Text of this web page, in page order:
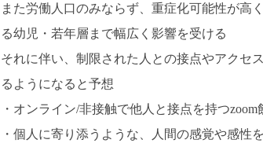
また労働人口のみならず、重症化可能性が高
る幼児・若年層まで幅広く影響を受ける
それに伴い、制限された人との接点やアクセ
るようになると予想
・オンライン/非接触で他人と接点を持つ
・個人に寄り添うような、人間の感覚や感